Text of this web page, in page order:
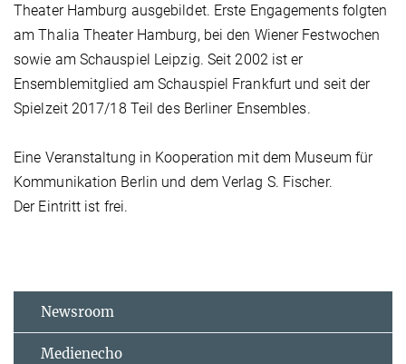
Theater Hamburg ausgebildet. Erste Engagements folgten
am Thalia Theater Hamburg, bei den Wiener Festwochen
sowie am Schauspiel Leipzig. Seit 2002 ist er
Ensemblemitglied am Schauspiel Frankfurt und seit der
Spielzeit 2017/18 Teil des Berliner Ensembles.
Eine Veranstaltung in Kooperation mit dem Museum für
Kommunikation Berlin und dem Verlag S. Fischer.
Der Eintritt ist frei.
Newsroom
Medienecho